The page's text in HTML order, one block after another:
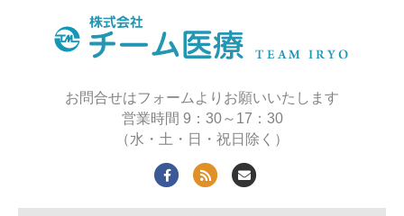
お問合せはフォームよりお願いいたします
営業時間 9：30～17：30
（水・土・日・祝日除く）
Facebook
Rss Email